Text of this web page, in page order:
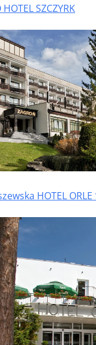
SZCZYRK
HOTEL